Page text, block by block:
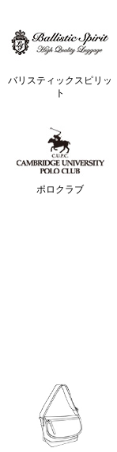
バリスティックスピリッ
ト
ポロクラブ